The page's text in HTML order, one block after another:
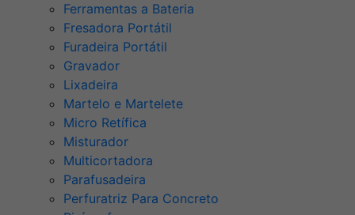
Ferramentas a Bateria
Fresadora Portátil
Furadeira Portátil
Gravador
Lixadeira
Martelo e Martelete
Micro Retífica
Misturador
Multicortadora
Parafusadeira
Perfuratriz Para Concreto